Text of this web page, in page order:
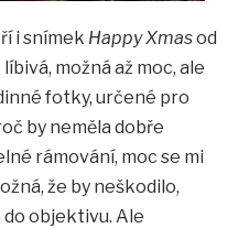
i snímek Happy Xmasod
možná až moc, ale
fotky, určené pro
by neměla dobře
rámování, moc se mi
že by neškodilo,
do objektivu. Ale